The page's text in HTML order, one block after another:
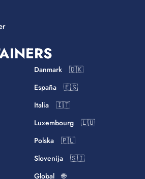
Danmark 🇩🇰
España 🇪🇸
Italia 🇮🇹
Luxembourg 🇱🇺
Polska 🇵🇱
Slovenija 🇸🇮
Global 🌐